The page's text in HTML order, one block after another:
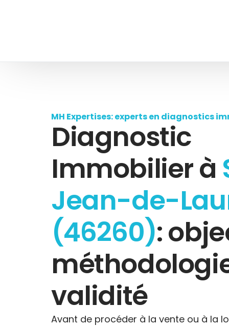
MH Expertises: experts en diagnostics
Diagnostic
Immobilier à
Jean-de-
(46260):
validité
Avant de procéder à la vente ou à la